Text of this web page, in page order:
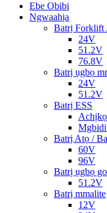
Ebe Obibi
Ngwaahịa
Batrị Forklift
24V
51.2V
76.8V
Batrị ụgbọ
24V
51.2V
Batrị ESS
Batrị Atọ /
60V
96V
Batrị ụgbọ
51.2V
Batrị mmalite
12V